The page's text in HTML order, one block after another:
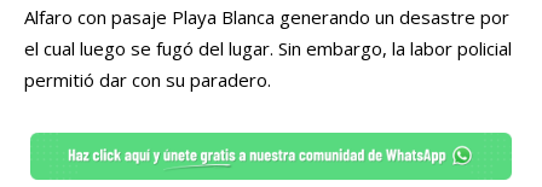
Alfaro con pasaje Playa Blanca generando un desastre por
el cual luego se fugó del lugar. Sin embargo, la labor policial
permitió dar con su paradero.